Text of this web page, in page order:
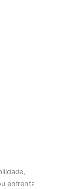
enfrenta